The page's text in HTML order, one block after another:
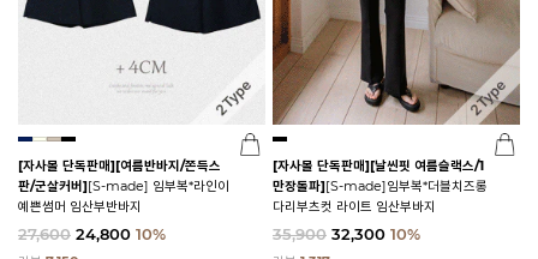
[자사몰 단독판매][여름반바지/쫀득스
판/군살커버][S-made] 임부복*라인이
예쁜썸머 임산부반바지
27,600 24,800 10%
[자사몰 단독판매][날씬핏 여름슬랙스/1
만장돌파][S-made]임부복*더블치즈롱
다리부츠컷 라이트 임산부바지
35,900 32,300 10%